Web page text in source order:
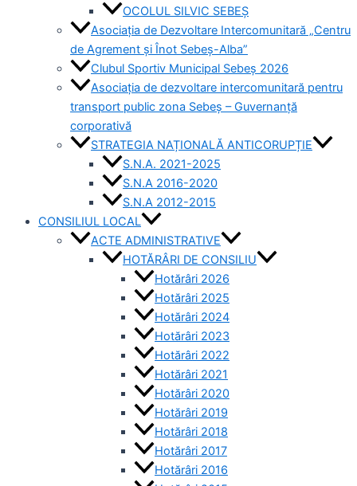
OCOLUL SILVIC SEBEȘ
Asociația de Dezvoltare Intercomunitară „Centru
de Agrement și Înot Sebeș-Alba”
Clubul Sportiv Municipal Sebeș 2026
Asociația de dezvoltare intercomunitară pentru
transport public zona Sebeș – Guvernanță
corporativă
STRATEGIA NAȚIONALĂ ANTICORUPȚIE
S.N.A. 2021-2025
S.N.A 2016-2020
S.N.A 2012-2015
CONSILIUL LOCAL
ACTE ADMINISTRATIVE
HOTĂRÂRI DE CONSILIU
Hotărâri 2026
Hotărâri 2025
Hotărâri 2024
Hotărâri 2023
Hotărâri 2022
Hotărâri 2021
Hotărâri 2020
Hotărâri 2019
Hotărâri 2018
Hotărâri 2017
Hotărâri 2016